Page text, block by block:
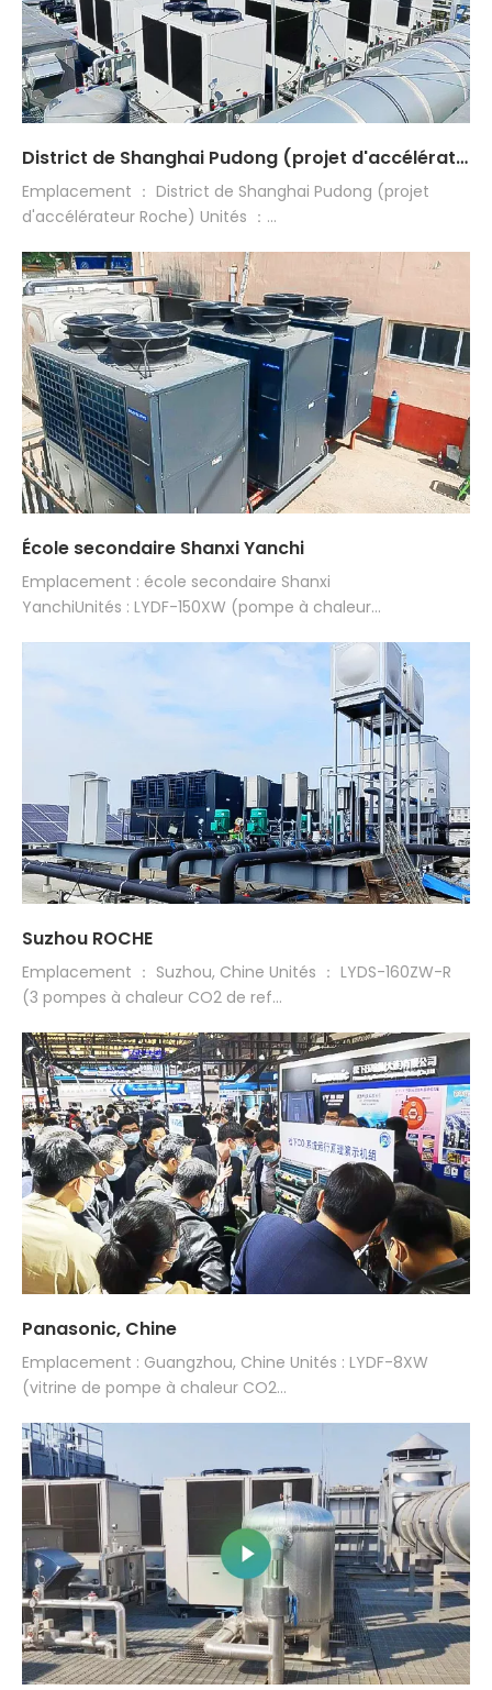
District de Shanghai Pudong (projet d'accélérateur Roche)
Emplacement ： District de Shanghai Pudong (projet
d'accélérateur Roche) Unités ：...
École secondaire Shanxi Yanchi
Emplacement : école secondaire Shanxi
YanchiUnités : LYDF-150XW (pompe à chaleur...
Suzhou ROCHE
Emplacement ： Suzhou, Chine Unités ： LYDS-160ZW-R
(3 pompes à chaleur CO2 de ref...
Panasonic, Chine
Emplacement : Guangzhou, Chine Unités : LYDF-8XW
(vitrine de pompe à chaleur CO2...